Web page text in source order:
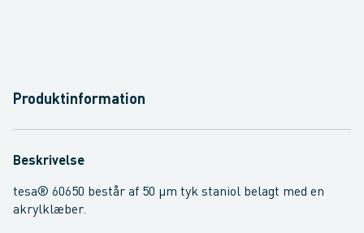
Produktinformation
Beskrivelse
tesa® 60650 består af 50 µm tyk staniol belagt med en
akrylklæber.